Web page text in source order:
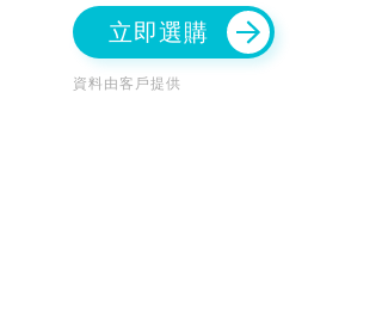
立即選購
資料由客戶提供